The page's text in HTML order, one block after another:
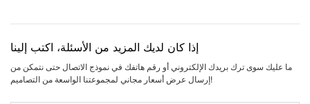
إذا كان لديك المزيد من الأسئلة، اكتب إلينا
ما عليك سوى ترك بريدك الإلكتروني أو رقم هاتفك في نموذج الاتصال حتى نتمكن من
إرسال عرض أسعار مجاني لمجموعتنا الواسعة من التصاميم!